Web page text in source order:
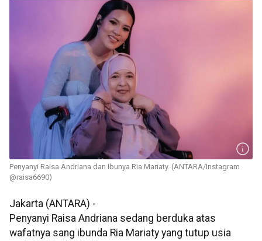
Penyanyi Raisa Andriana dan Ibunya Ria Mariaty. (ANTARA/Instagram
@raisa6690)
Jakarta (ANTARA) -
Penyanyi Raisa Andriana sedang berduka atas
wafatnya sang ibunda Ria Mariaty yang tutup usia